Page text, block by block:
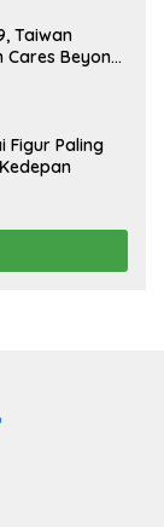
Program
Taiwan
Cares Beyond
Figur Paling